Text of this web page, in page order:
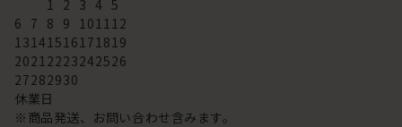
1
2 3 4 5
6 7 8 9 10 11 12
13 14 15 16 17 18 19
2021 2223242526
27282930
休業日
※商品発送、お問い合わせ含みます。